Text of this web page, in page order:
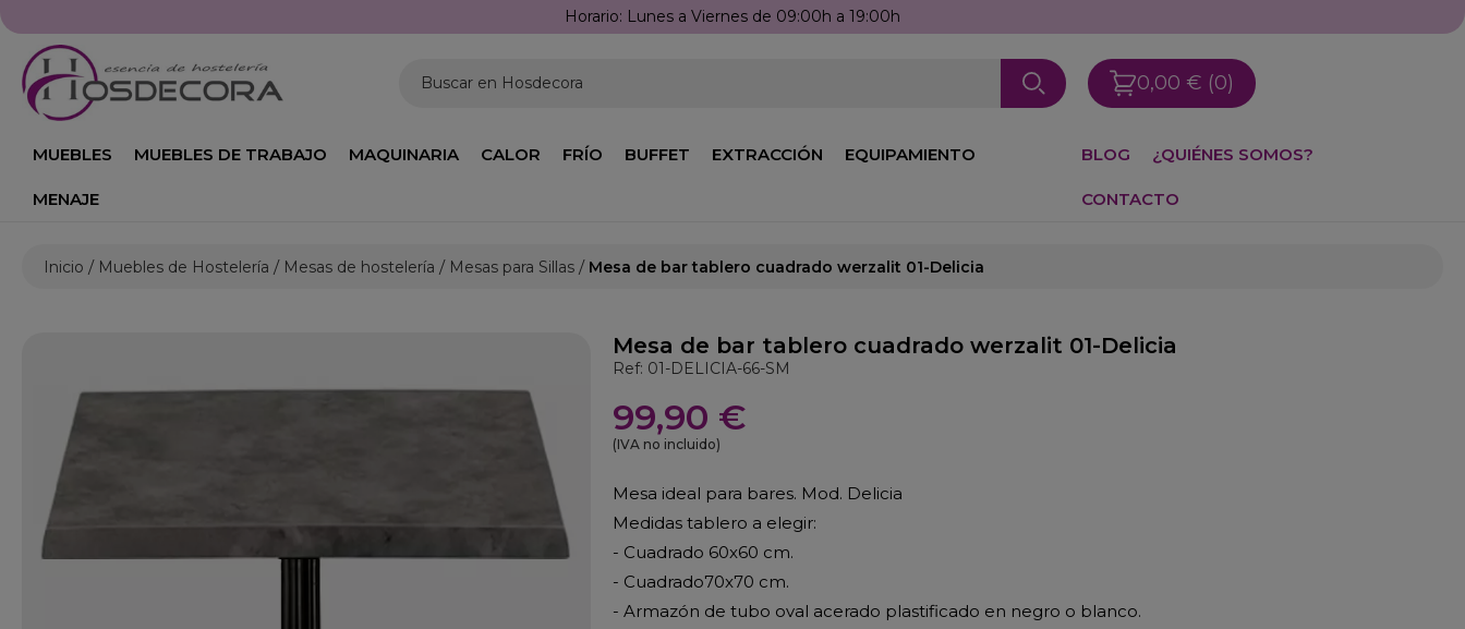
Llámanos: 976 25 59 91
Buscar en Hosdecora 0,00 € (0)
MUEBLES MUEBLES DE TRABAJO MAQUINARIA CALOR FRÍO BUFFET EXTRACCIÓN EQUIPAMIENTO
MENAJE
BLOG ¿QUIÉNES SOMOS?
CONTACTO
Inicio Muebles de Hostelería Mesas de hostelería Mesas para Sillas Mesa de bar tablero cuadrado werzalit 01-Delicia
Mesa de bar tablero cuadrado werzalit 01-Delicia
Ref: 01-DELICIA-66-SM
99,90 €
(IVA no incluido)
Mesa ideal para bares. Mod. Delicia
Medidas tablero a elegir:
- Cuadrado 60x60 cm.
- Cuadrado70x70 cm.
- Armazón de tubo oval acerado plastificado en negro o blanco.